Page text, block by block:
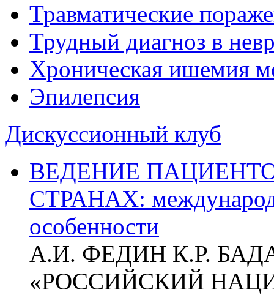
Травматические
Трудный диагноз в
Хроническая ишемия
Эпилепсия
Дискуссионный клуб
ВЕДЕНИЕ
СТРАНАХ:
особенности
А.И. ФЕДИН К.Р.
«РОССИЙСКИЙ